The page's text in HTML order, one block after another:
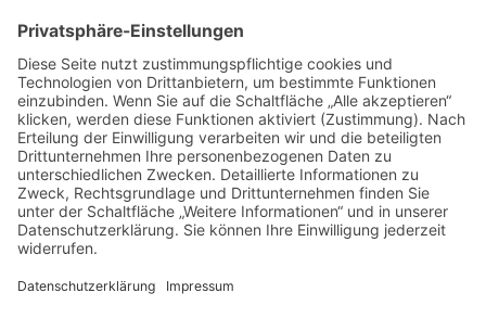
ÜBER UNS
KIEL LOKAL
Carsten Frahm Verlag, Inhaber Carsten Frahm
24113 Kiel